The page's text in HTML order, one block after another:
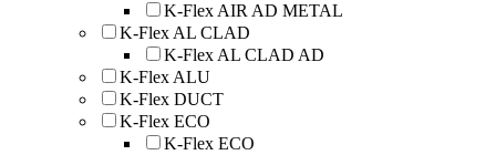
K-Flex AIR AD METAL
K-Flex AL CLAD
K-Flex AL CLAD AD
K-Flex ALU
K-Flex DUCT
K-Flex ECO
K-Flex ECO